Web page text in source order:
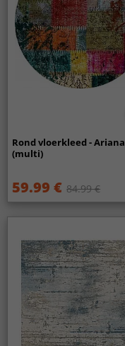
Rond vloerkleed - Ariana
(multi)
59.99 € 84.99 €